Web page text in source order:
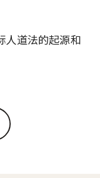
人道法的起源和